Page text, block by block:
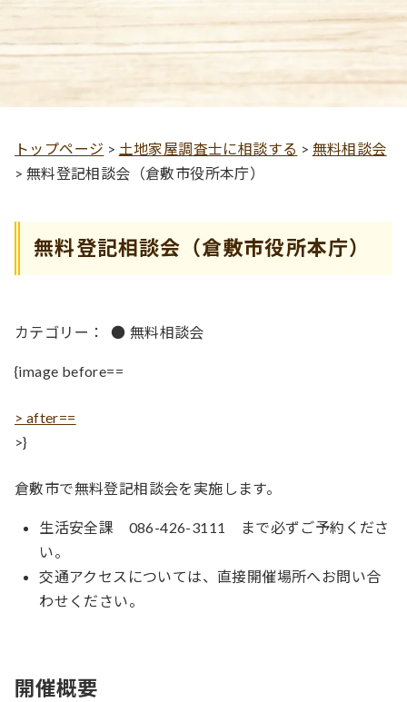
トップページ > 土地家屋調査士に相談する > 無料相談会
> 無料登記相談会（倉敷市役所本庁）
無料登記相談会（倉敷市役所本庁）
カテゴリー： ● 無料相談会
{image before==
> after==
>}
倉敷市で無料登記相談会を実施します。
生活安全課 086-426-3111 まで必ずご予約くださ
い。
交通アクセスについては、直接開催場所へお問い合
わせください。
開催概要